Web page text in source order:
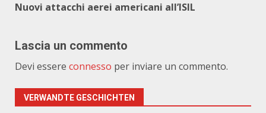
Nuovi attacchi aerei americani all’ISIL
Lascia un commento
Devi essere connesso per inviare un commento.
VERWANDTE GESCHICHTEN